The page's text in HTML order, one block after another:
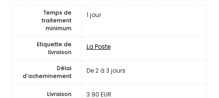
Temps de
traitement
minimum
1 jour
Etiquette de
livraison
La Poste
Délai
d'acheminement
De 2 à 3 jours
Livraison 3.90 EUR